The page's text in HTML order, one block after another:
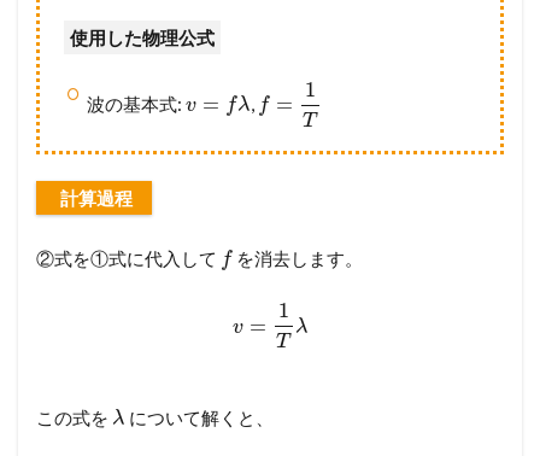
使用した物理公式
波の基本式: v = fλ, f =
1
T
計算過程
②式を①式に代入して f を消去します。
v =
1
T
λ
この式を λ について解くと、